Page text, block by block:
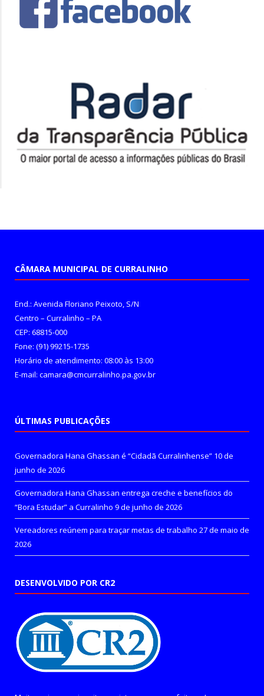
CÂMARA MUNICIPAL DE CURRALINHO
End.: Avenida Floriano Peixoto, S/N
Centro – Curralinho – PA
CEP: 68815-000
Fone: (91) 99215-1735
Horário de atendimento: 08:00 às 13:00
E-mail: camara@cmcurralinho.pa.gov.br
ÚLTIMAS PUBLICAÇÕES
Governadora Hana Ghassan é “Cidadã Curralinhense” 10 de
junho de 2026
Governadora Hana Ghassan entrega creche e benefícios do
“Bora Estudar” a Curralinho 9 de junho de 2026
Vereadores reúnem para traçar metas de trabalho 27 de maio de
2026
DESENVOLVIDO POR CR2